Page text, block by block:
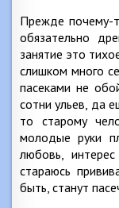
Прежде почему-
обязательно
занятие это
слишком много
пасеками не
сотни ульев, да
то старому
молодые руки
любовь,
стараюсь
быть, станут